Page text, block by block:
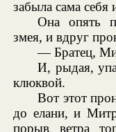
забыла сама себя
Она опять
змея, и вдруг
— Братец,
И, рыдая,
клюквой.
Вот этот
до елани, и
порыв ветра